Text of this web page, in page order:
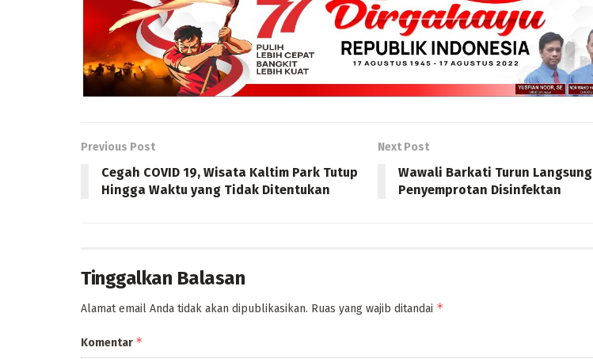
Previous Post
Cegah COVID 19, Wisata Kaltim Park Tutup
Hingga Waktu yang Tidak Ditentukan
Next Post
Wawali Barkati Turun Langsung
Penyemprotan Disinfektan
Tinggalkan Balasan
Alamat email Anda tidak akan dipublikasikan. Ruas yang wajib ditandai *
Komentar *